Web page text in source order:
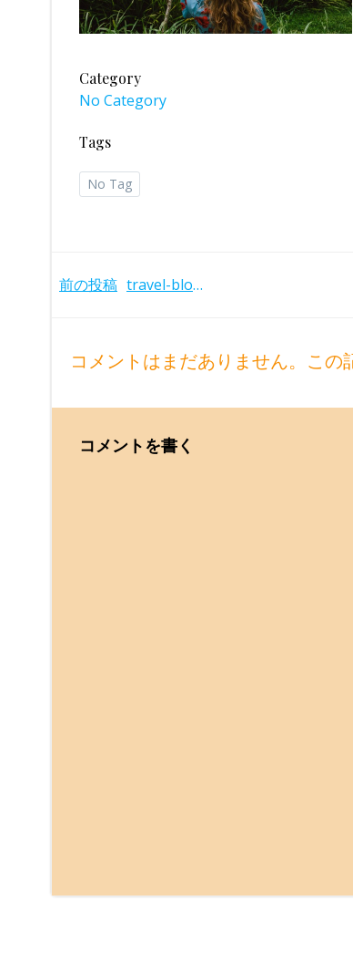
Category
No Category
Tags
No Tag
Post
前の投稿 travel-blog-03
コメントはまだありません。こ
コメントを書く